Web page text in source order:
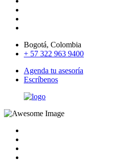
Bogotá, Colombia
+ 57 322 963 9400
Agenda tu asesoría
Escríbenos